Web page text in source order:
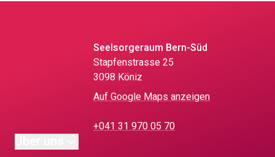
Seelsorgeraum Bern-Süd
Stapfenstrasse 25
3098 Köniz
Auf Google Maps anzeigen
+041 31 970 05 70